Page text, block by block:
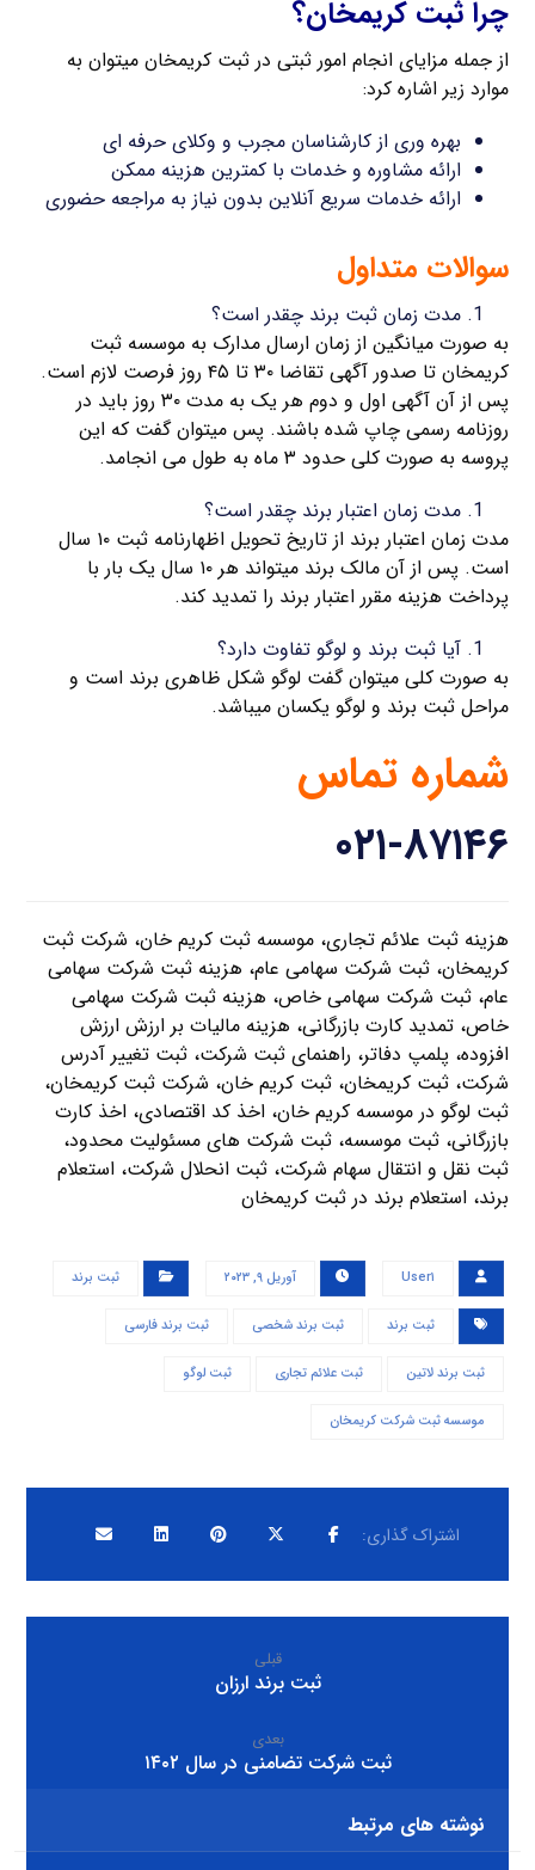
چرا ثبت کریمخان؟
از جمله مزایای انجام امور ثبتی در ثبت کریمخان میتوان به
موارد زیر اشاره کرد:
بهره وری از کارشناسان مجرب و وکلای حرفه ای
ارائه مشاوره و خدمات با کمترین هزینه ممکن
ارائه خدمات سریع آنلاین بدون نیاز به مراجعه حضوری
سوالات متداول
مدت زمان ثبت برند چقدر است؟
به صورت میانگین از زمان ارسال مدارک به موسسه ثبت
کریمخان تا صدور آگهی تقاضا ۳۰ تا ۴۵ روز فرصت لازم است.
پس از آن آگهی اول و دوم هر یک به مدت ۳۰ روز باید در
روزنامه رسمی چاپ شده باشند. پس میتوان گفت که این
پروسه به صورت کلی حدود ۳ ماه به طول می انجامد.
مدت زمان اعتبار برند چقدر است؟
مدت زمان اعتبار برند از تاریخ تحویل اظهارنامه ثبت ۱۰ سال
است. پس از آن مالک برند میتواند هر ۱۰ سال یک بار با
پرداخت هزینه مقرر اعتبار برند را تمدید کند.
آیا ثبت برند و لوگو تفاوت دارد؟
به صورت کلی میتوان گفت لوگو شکل ظاهری برند است و
مراحل ثبت برند و لوگو یکسان میباشد.
شماره تماس
۰۲۱-۸۷۱۴۶
هزینه ثبت علائم تجاری، موسسه ثبت کریم خان، شرکت ثبت
کریمخان، ثبت شرکت سهامی عام، هزینه ثبت شرکت سهامی
عام، ثبت شرکت سهامی خاص، هزینه ثبت شرکت سهامی
خاص، تمدید کارت بازرگانی، هزینه مالیات بر ارزش ارزش
افزوده، پلمپ دفاتر، راهنمای ثبت شرکت، ثبت تغییر آدرس
شرکت، ثبت کریمخان، ثبت کریم خان، شرکت ثبت کریمخان،
ثبت لوگو در موسسه کریم خان، اخذ کد اقتصادی، اخذ کارت
بازرگانی، ثبت موسسه، ثبت شرکت های مسئولیت محدود،
ثبت نقل و انتقال سهام شرکت، ثبت انحلال شرکت، استعلام
برند، استعلام برند در ثبت کریمخان
User۱ آوریل ۹, ۲۰۲۳ ثبت برند
ثبت برند ثبت برند شخصی ثبت برند فارسی
ثبت برند لاتین ثبت علائم تجاری ثبت لوگو
موسسه ثبت شرکت کریمخان
قبلی
ثبت برند ارزان
بعدی
ثبت شرکت تضامنی در سال ۱۴۰۲
نوشته های مرتبط